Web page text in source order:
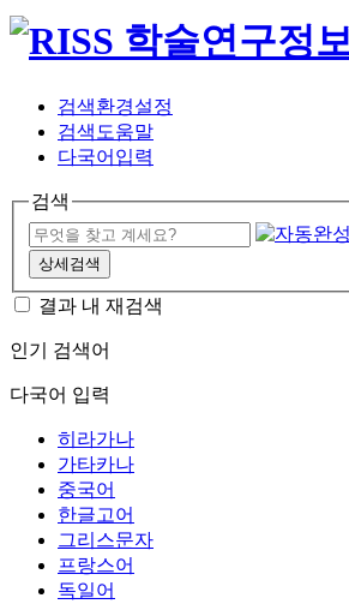
검색환경설정
검색도움말
다국어입력
검색
상세검색
결과 내 재검색
인기 검색어
다국어 입력
히라가나
가타카나
중국어
한글고어
그리스문자
프랑스어
독일어